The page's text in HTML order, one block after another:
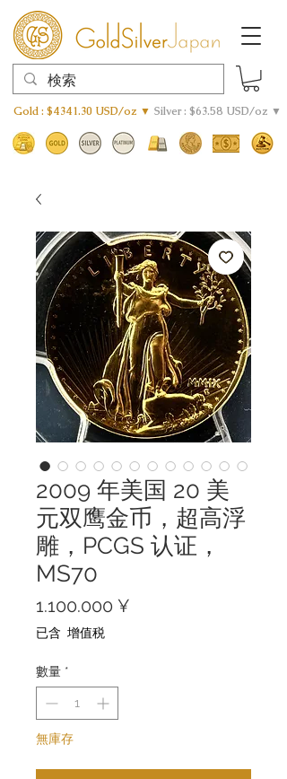
Gold : $4341.30 USD/oz ▼ Silver : $63.58 USD/oz ▼
2009 年美国 20 美
元双鹰金币，超高浮
雕，PCGS 认证，
MS70
1.100.000 ¥
已含 增值税
數量 *
無庫存